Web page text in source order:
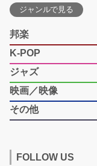
ジャンルで見る
邦楽
K-POP
ジャズ
映画／映像
その他
FOLLOW US